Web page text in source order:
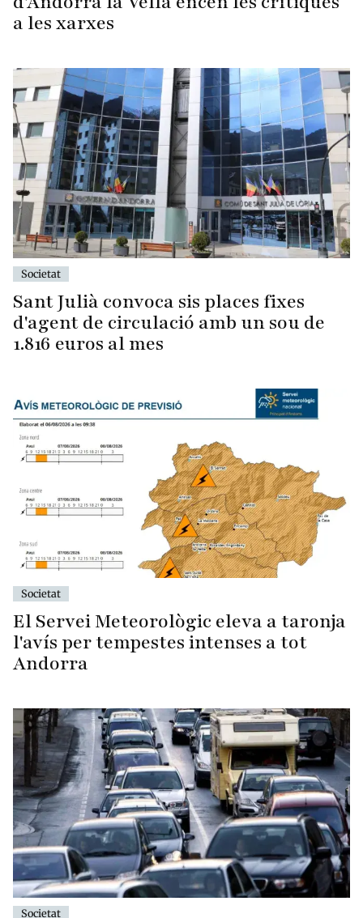
a les xarxes
Societat
Sant Julià convoca sis places fixes
d'agent de circulació amb un sou de
1.816 euros al mes
Societat
El Servei Meteorològic eleva a taronja
l'avís per tempestes intenses a tot
Andorra
Societat